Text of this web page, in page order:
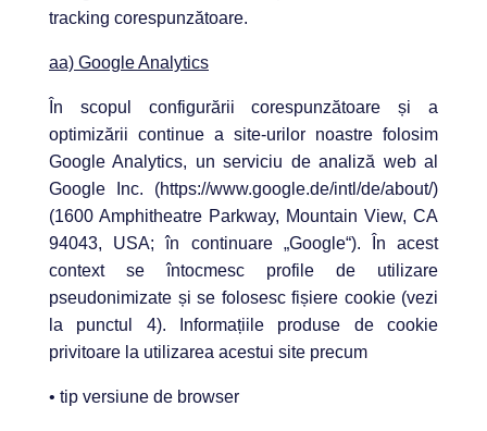
tracking corespunzătoare.
aa) Google Analytics
În scopul configurării corespunzătoare și a
optimizării continue a site-urilor noastre folosim
Google Analytics, un serviciu de analiză web al
Google Inc. (https://www.google.de/intl/de/about/)
(1600 Amphitheatre Parkway, Mountain View, CA
94043, USA; în continuare „Google“). În acest
context se întocmesc profile de utilizare
pseudonimizate și se folosesc fișiere cookie (vezi
la punctul 4). Informațiile produse de cookie
privitoare la utilizarea acestui site precum
• tip versiune de browser